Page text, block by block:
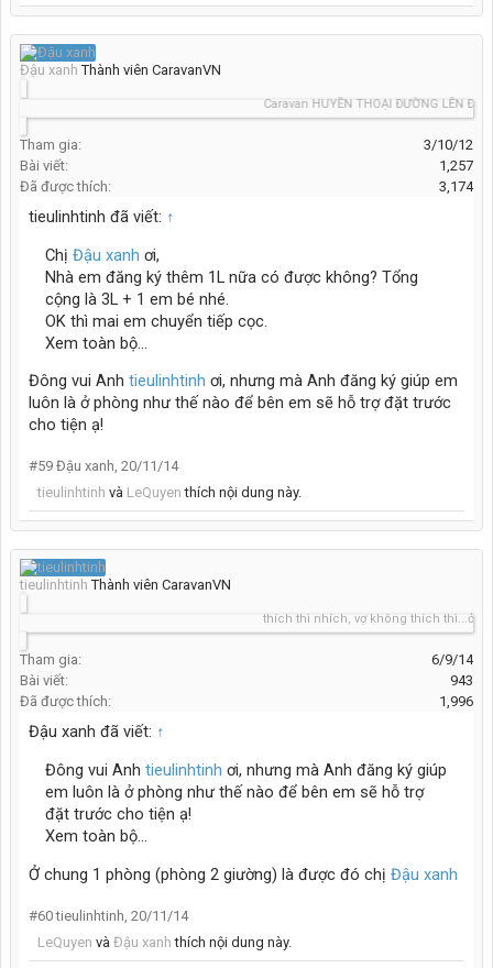
Đậu xanh Thành viên CaravanVN
Caravan HUYỀN THOẠI ĐƯỜNG LÊN ĐỈNH
Tham gia:
3/10/12
Bài viết:
1,257
Đã được thích:
3,174
tieulinhtinh đã viết: ↑
Chị Đậu xanh ơi,
Nhà em đăng ký thêm 1L nữa có được không? Tổng
cộng là 3L + 1 em bé nhé.
OK thì mai em chuyển tiếp cọc.
Xem toàn bộ...
Đông vui Anh tieulinhtinh ơi, nhưng mà Anh đăng ký giúp em
luôn là ở phòng như thế nào để bên em sẽ hỗ trợ đặt trước
cho tiện ạ!
#59 Đậu xanh, 20/11/14
tieulinhtinh và LeQuyen thích nội dung này.
tieulinhtinh Thành viên CaravanVN
thích thì nhích, vợ không thích thì...ở nhà
Tham gia:
6/9/14
Bài viết:
943
Đã được thích:
1,996
Đậu xanh đã viết: ↑
Đông vui Anh tieulinhtinh ơi, nhưng mà Anh đăng ký giúp
em luôn là ở phòng như thế nào để bên em sẽ hỗ trợ
đặt trước cho tiện ạ!
Xem toàn bộ...
Ở chung 1 phòng (phòng 2 giường) là được đó chị Đậu xanh
#60 tieulinhtinh 20/11/14
LeQuyen và Đậu xanh thích nội dung này.